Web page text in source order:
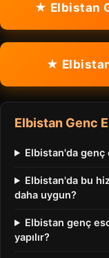
★ Elbistan
★
Elbistan Genc
Elbistan'da
Elbistan'da bu
daha uygun?
Elbistan genç
yapılır?